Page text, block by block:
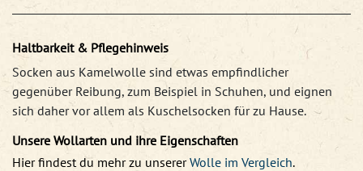
Haltbarkeit & Pflegehinweis
Socken aus Kamelwolle sind etwas empfindlicher
gegenüber Reibung, zum Beispiel in Schuhen, und eignen
sich daher vor allem als Kuschelsocken für zu Hause.
Unsere Wollarten und ihre Eigenschaften
Hier findest du mehr zu unsererWolle im Vergleich.